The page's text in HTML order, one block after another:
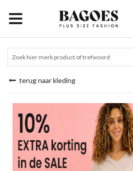
terug naar kleding